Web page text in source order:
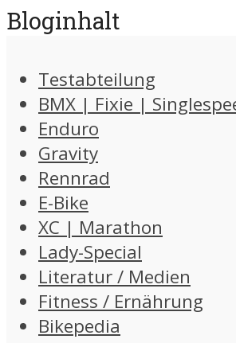
Bloginhalt
Testabteilung
BMX | Fixie |
Enduro
Gravity
Rennrad
E-Bike
XC | Marathon
Lady-Special
Literatur / Medien
Fitness / Ernährung
Bikepedia